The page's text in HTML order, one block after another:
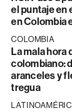
el puntaje en
en Colombia
COLOMBIA
La mala hora
colombiano:
aranceles y
tregua